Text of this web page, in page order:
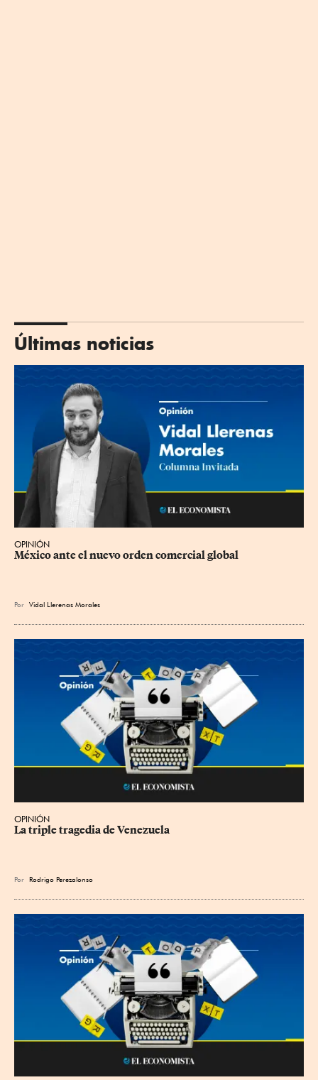
Últimas noticias
OPINIÓN
México ante el nuevo orden comercial global
Por Vidal Llerenas Morales
OPINIÓN
La triple tragedia de Venezuela
Por Rodrigo Perezalonso